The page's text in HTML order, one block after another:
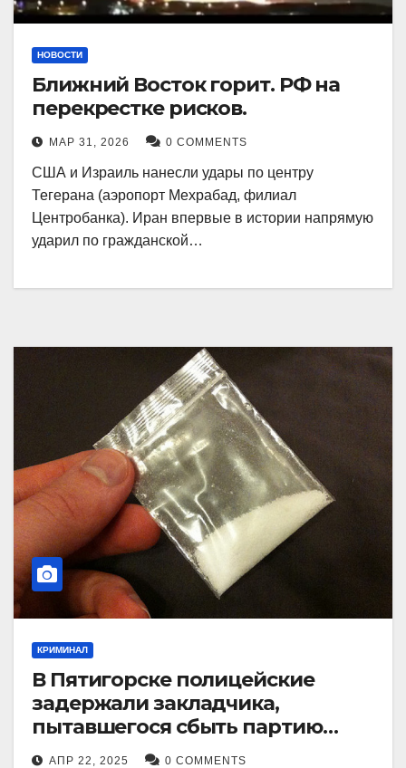
НОВОСТИ
Ближний Восток горит. РФ на
перекрестке рисков.
МАР 31, 2026 0 COMMENTS
США и Израиль нанесли удары по центру
Тегерана (аэропорт Мехрабад, филиал
Центробанка). Иран впервые в истории напрямую
ударил по гражданской…
КРИМИНАЛ
В Пятигорске полицейские
задержали закладчика,
пытавшегося сбыть партию
синтетического наркотика
АПР 22, 2025 0 COMMENTS